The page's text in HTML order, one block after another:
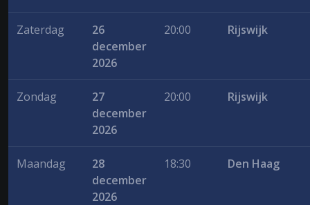
Zaterdag
26
december
2026
20:00 Rijswijk
Zondag
27
december
2026
20:00 Rijswijk
Maandag
28
december
2026
18:30 Den Haag